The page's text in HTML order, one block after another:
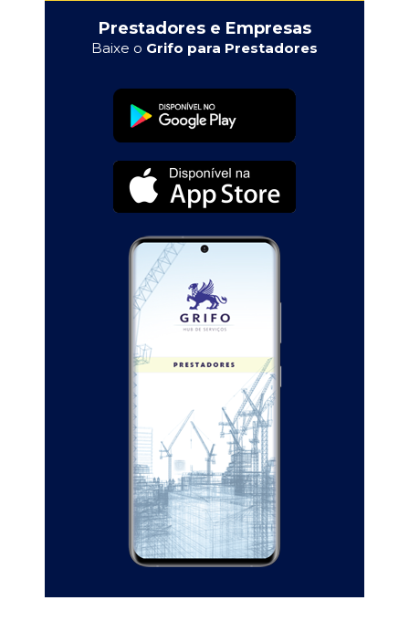
Prestadores e Empresas
Baixe o Grifo para Prestadores